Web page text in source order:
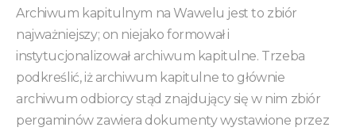
Archiwum kapitulnym na Wawelu jest to zbiór
najważniejszy; on niejako formował i
instytucjonalizował archiwum kapitulne. Trzeba
podkreślić, iż archiwum kapitulne to głównie
archiwum odbiorcy stąd znajdujący się w nim zbiór
pergaminów zawiera dokumenty wystawione przez